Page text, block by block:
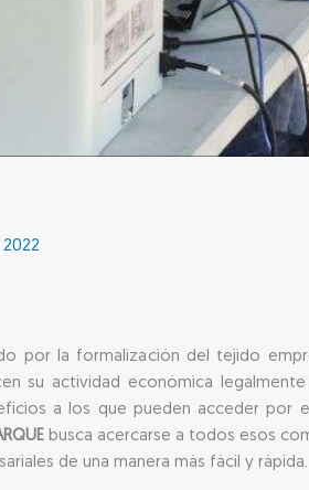
por la formalización del tejido
su actividad económica
a los que pueden acceder por
busca acercarse a todos esos
de una manera más fácil y rápida.